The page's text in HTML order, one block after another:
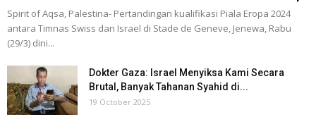
Spirit of Aqsa, Palestina- Pertandingan kualifikasi Piala Eropa 2024
antara Timnas Swiss dan Israel di Stade de Geneve, Jenewa, Rabu
(29/3) dini...
Dokter Gaza: Israel Menyiksa Kami Secara
Brutal, Banyak Tahanan Syahid di...
19 October 2025